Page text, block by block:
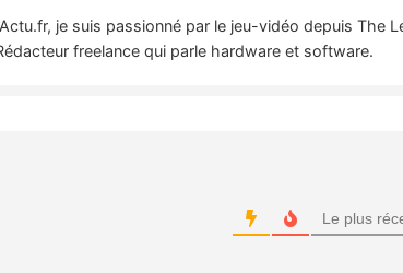
je suis passionné par le jeu-vidéo depuis The
freelance qui parle hardware et software.
Le plus